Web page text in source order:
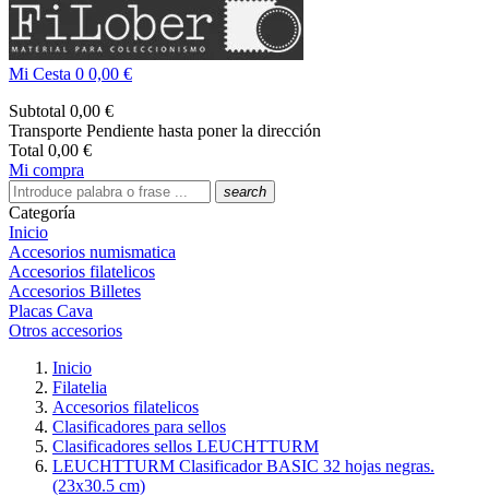
Mi Cesta 0 0,00 €
Subtotal 0,00 €
Transporte Pendiente hasta poner la dirección
Total 0,00 €
Mi compra
search
Categoría
Inicio
Accesorios numismatica
Accesorios filatelicos
Accesorios Billetes
Placas Cava
Otros accesorios
Inicio
Filatelia
Accesorios filatelicos
Clasificadores para sellos
Clasificadores sellos LEUCHTTURM
LEUCHTTURM Clasificador BASIC 32 hojas negras.
(23x30.5 cm)